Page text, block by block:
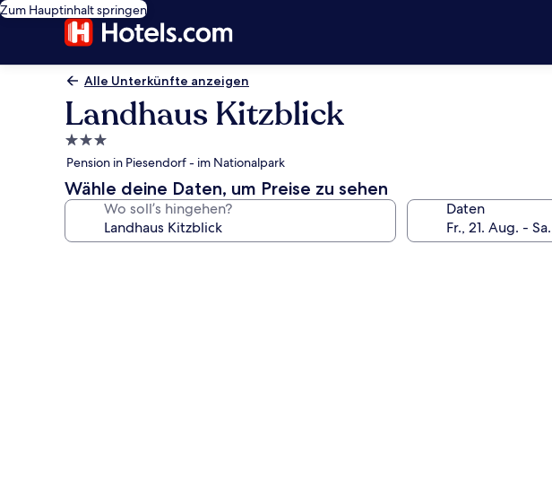
Zum Hauptinhalt springen
Alle Unterkünfte anzeigen
Landhaus Kitzblick
3.0-
Sterne-
Unterkunft
Pension in Piesendorf - im Nationalpark
Wähle deine Daten, um Preise zu sehen
Wo soll’s hingehen? Daten